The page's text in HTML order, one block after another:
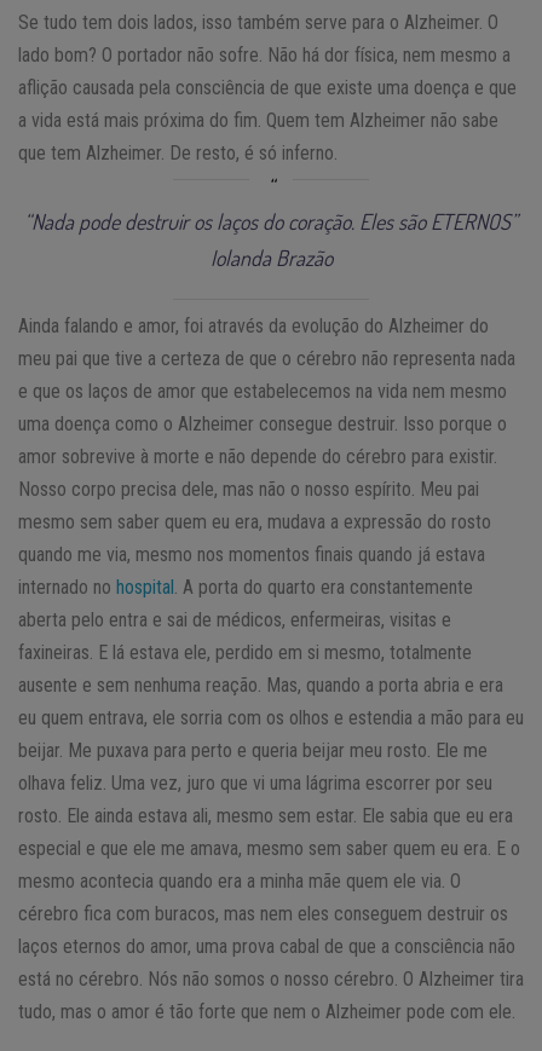
Se tudo tem dois lados, isso também serve para o Alzheimer. O
lado bom? O portador não sofre. Não há dor física, nem mesmo a
aflição causada pela consciência de que existe uma doença e que
a vida está mais próxima do fim. Quem tem Alzheimer não sabe
que tem Alzheimer. De resto, é só inferno.
“Nada pode destruir os laços do coração. Eles são ETERNOS”
Iolanda Brazão
Ainda falando e amor, foi através da evolução do Alzheimer do
meu pai que tive a certeza de que o cérebro não representa nada
e que os laços de amor que estabelecemos na vida nem mesmo
uma doença como o Alzheimer consegue destruir. Isso porque o
amor sobrevive à morte e não depende do cérebro para existir.
Nosso corpo precisa dele, mas não o nosso espírito. Meu pai
mesmo sem saber quem eu era, mudava a expressão do rosto
quando me via, mesmo nos momentos finais quando já estava
internado no hospital . A porta do quarto era constantemente
aberta pelo entra e sai de médicos, enfermeiras, visitas e
faxineiras. E lá estava ele, perdido em si mesmo, totalmente
ausente e sem nenhuma reação. Mas, quando a porta abria e era
eu quem entrava, ele sorria com os olhos e estendia a mão para eu
beijar. Me puxava para perto e queria beijar meu rosto. Ele me
olhava feliz. Uma vez, juro que vi uma lágrima escorrer por seu
rosto. Ele ainda estava ali, mesmo sem estar. Ele sabia que eu era
especial e que ele me amava, mesmo sem saber quem eu era. E o
mesmo acontecia quando era a minha mãe quem ele via. O
cérebro fica com buracos, mas nem eles conseguem destruir os
laços eternos do amor, uma prova cabal de que a consciência não
está no cérebro. Nós não somos o nosso cérebro. O Alzheimer tira
tudo, mas o amor é tão forte que nem o Alzheimer pode com ele.